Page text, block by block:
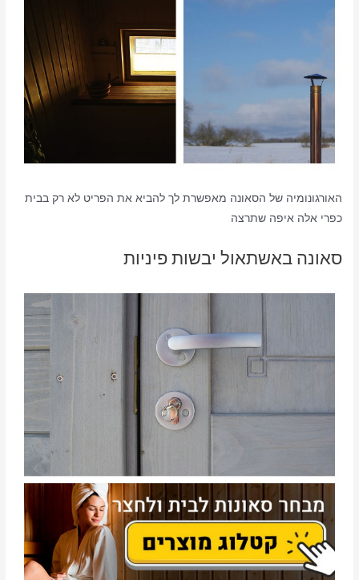
האורגונומיה של הסאונה מאפשרת לך להביא את הפריט לא רק בבית
כפרי אלה איפה שתרצה
סאונה באשתאול יבשות פיניות